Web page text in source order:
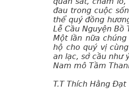
đau trong cuộc
thể quý đồng
Lễ Cầu Nguyện Bồ
Một lần nữa
hộ cho quý vị
an lạc, sở cầu như
Nam mô Tầm
T.T Thích Hằng Đạt